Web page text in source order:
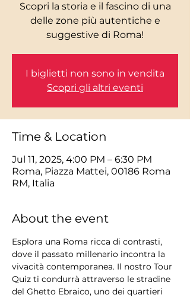
Scopri la storia e il fascino di una
delle zone più autentiche e
I biglietti non sono in vendita
Scopri gli altri eventi
Time & Location
Jul 11, 2025, 4:00 PM – 6:30 PM
Roma, Piazza Mattei, 00186 Roma
RM, Italia
About the event
Esplora una Roma ricca di contrasti,
dove il passato millenario incontra la
vivacità contemporanea. Il nostro Tour
Quiz ti condurrà attraverso le stradine
del Ghetto Ebraico, uno dei quartieri